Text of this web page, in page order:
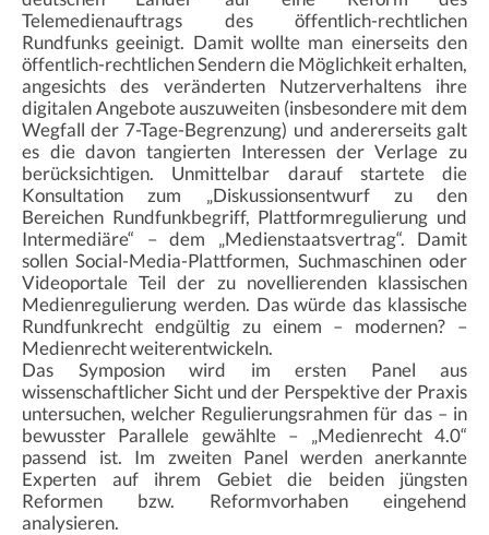
Telemedienauftrags des öffentlich-rechtlichen
Rundfunks geeinigt. Damit wollte man einerseits den
öffentlich-rechtlichen Sendern die Möglichkeit erhalten,
angesichts des veränderten Nutzerverhaltens ihre
digitalen Angebote auszuweiten (insbesondere mit dem
Wegfall der 7-Tage-Begrenzung) und andererseits galt
es die davon tangierten Interessen der Verlage zu
berücksichtigen. Unmittelbar darauf startete die
Konsultation zum „Diskussionsentwurf zu den
Bereichen Rundfunkbegriff, Plattformregulierung und
Intermediäre“ – dem „Medienstaatsvertrag“. Damit
sollen Social-Media-Plattformen, Suchmaschinen oder
Videoportale Teil der zu novellierenden klassischen
Medienregulierung werden. Das würde das klassische
Rundfunkrecht endgültig zu einem – modernen? –
Medienrecht weiterentwickeln.
Das Symposion wird im ersten Panel aus
wissenschaftlicher Sicht und der Perspektive der Praxis
untersuchen, welcher Regulierungsrahmen für das – in
bewusster Parallele gewählte – „Medienrecht 4.0“
passend ist. Im zweiten Panel werden anerkannte
Experten auf ihrem Gebiet die beiden jüngsten
Reformen bzw. Reformvorhaben eingehend
analysieren.